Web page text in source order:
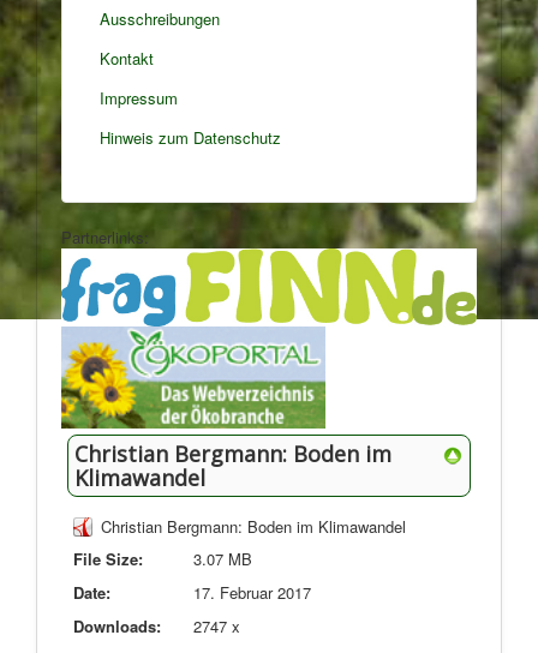
Ausschreibungen
Kontakt
Impressum
Hinweis zum Datenschutz
Partnerlinks:
Christian Bergmann: Boden im
Klimawandel
Christian Bergmann: Boden im Klimawandel
File Size:
3.07 MB
Date:
17. Februar 2017
Downloads:
2747 x